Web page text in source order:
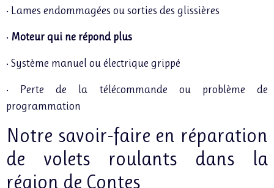
• Lames endommagées ou sorties des glissières
• Moteur qui ne répond plus
• Système manuel ou électrique grippé
• Perte de la télécommande ou problème de
programmation
Notre savoir-faire en réparation
de volets roulants dans la
région de Contes